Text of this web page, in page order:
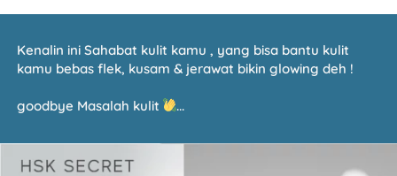
Kenalin ini Sahabat kulit kamu , yang bisa bantu kulit
kamu bebas flek, kusam & jerawat bikin glowing deh !
goodbye Masalah kulit ...